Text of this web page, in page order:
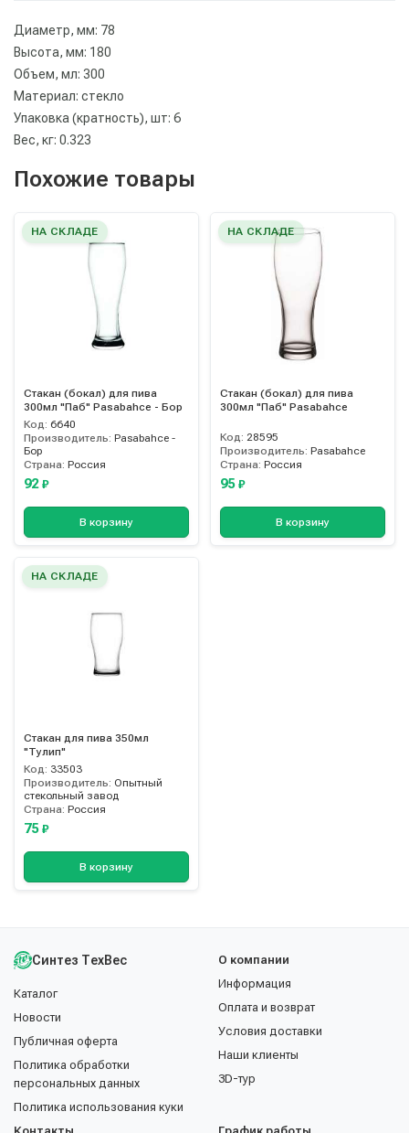
Диаметр, мм: 78
Высота, мм: 180
Объем, мл: 300
Материал: стекло
Упаковка (кратность), шт: 6
Вес, кг: 0.323
Похожие товары
НА СКЛАДЕ
Стакан (бокал) для пива
300мл "Паб" Pasabahce - Бор
Код: 6640
Производитель: Pasabahce -
Бор
Страна: Россия
92 ₽
В корзину
НА СКЛАДЕ
Стакан (бокал) для пива
300мл "Паб" Pasabahce
Код: 28595
Производитель: Pasabahce
Страна: Россия
95 ₽
В корзину
НА СКЛАДЕ
Стакан для пива 350мл
"Тулип"
Код: 33503
Производитель: Опытный
стекольный завод
Страна: Россия
75 ₽
В корзину
Синтез ТехВес
Каталог
Новости
Публичная оферта
Политика обработки
персональных данных
Политика использования куки
О компании
Информация
Оплата и возврат
Условия доставки
Наши клиенты
3D-тур